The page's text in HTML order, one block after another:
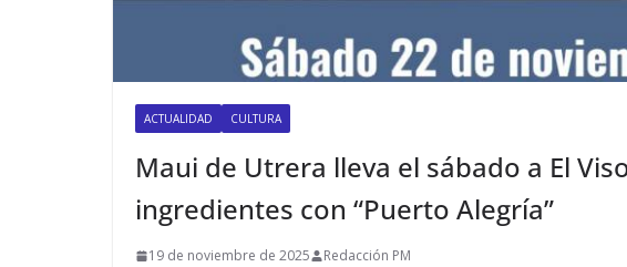
ACTUALIDAD CULTURA
Maui de Utrera lleva el sábado a El
ingredientes con “Puerto Alegría”
19 de noviembre de 2025 Redacción PM